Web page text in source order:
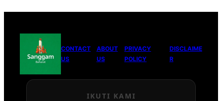
CONTACT
US
ABOUT
US
PRIVACY
POLICY
DISCLAIME
R
IKUTI KAMI